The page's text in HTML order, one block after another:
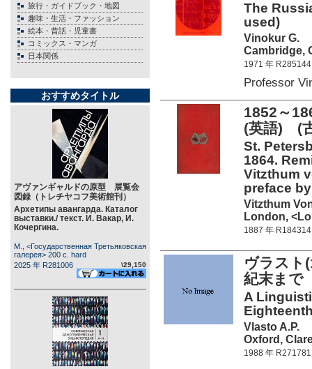
旅行・ガイドブック・地図
趣味・生活・ファッション
絵本・昔話・児童書
コミックス・マンガ
日本関係
おすすめタイトル
アヴァンギャルドの原型 展覧会
図録（トレチヤコフ美術館刊）
Архетипы авангарда. Каталог
выставки./ текст. И. Вакар, И.
Кочергина.
М., <Государственная Третьяковская
галерея> 200 c. hard
2025 年 R281006
\29,150
The
used)
Vinokur G.
Cambridge,
1971 年 R285144
Professor
1852～
(英語) (
St.
1864.
Vitzthum
preface
Vitzthum
London,
1887 年 R184314
ヴラス
紀末まで
A
Vlasto A.P.
Oxford,
1988 年 R271781